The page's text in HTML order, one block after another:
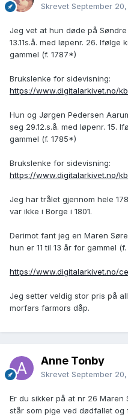
Skrevet September
Jeg vet at hun døde på Søndre
13.11s.å. med løpenr. 26.
gammel (f. 1787*)
Brukslenke for sidevisning:
https://www.digitalarkivet.no/
Hun og Jørgen Pedersen
seg 29.12.s.å. med løpenr. 15.
gammel (f. 1785*)
Brukslenke for sidevisning:
https://www.digitalarkivet.no/
Jeg har trålet gjennom hele
var ikke i Borge i 1801.
Derimot fant jeg en Maren
hun er 11 til 13 år for gammel
https://www.digitalarkivet.no/
Jeg setter veldig stor pris på
morfars farmors dåp.
Anne Tonby
Skrevet September
Er du sikker på at nr 26 Maren
står som pige ved dødfallet og